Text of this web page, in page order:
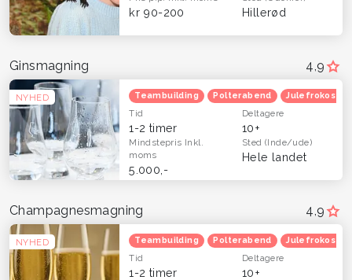
kr 90-200 Hillerød
4,9
NYHED
Ginsmagning
Teambuilding Polterabend Julefrokost
Tid
1-2 timer
Deltagere
10+
Mindstepris Inkl.
moms
5.000,-
Sted(Inde/ude)
Hele landet
4,9
NYHED
Champagnesmagning
Teambuilding Polterabend Julefrokost
Tid
1-2 timer
Deltagere
10+